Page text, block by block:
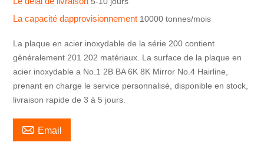
La capacité dapprovisionnement 10000 tonnes/mois
La plaque en acier inoxydable de la série 200 contient
généralement 201 202 matériaux. La surface de la plaque en
acier inoxydable a No.1 2B BA 6K 8K Mirror No.4 Hairline,
prenant en charge le service personnalisé, disponible en stock,
livraison rapide de 3 à 5 jours.
 Email